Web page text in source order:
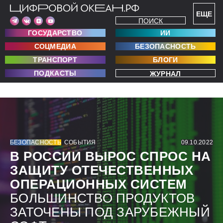
ЕЩЕ
ПОИСК
ГОСУДАРСТВО
ИИ
СОЦМЕДИА
БЕЗОПАСНОСТЬ
ТРАНСПОРТ
БЛОГИ
ПОДКАСТЫ
ЖУРНАЛ
БЕЗОПАСНОСТЬ СОБЫТИЯ 09.10.2022
В РОССИИ ВЫРОС СПРОС НА
ЗАЩИТУ ОТЕЧЕСТВЕННЫХ
ОПЕРАЦИОННЫХ СИСТЕМ
БОЛЬШИНСТВО ПРОДУКТОВ
ЗАТОЧЕНЫ ПОД ЗАРУБЕЖНЫЙ